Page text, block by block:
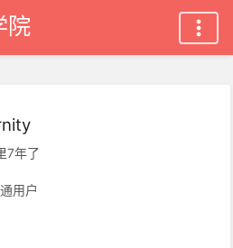
院
7年了
用户